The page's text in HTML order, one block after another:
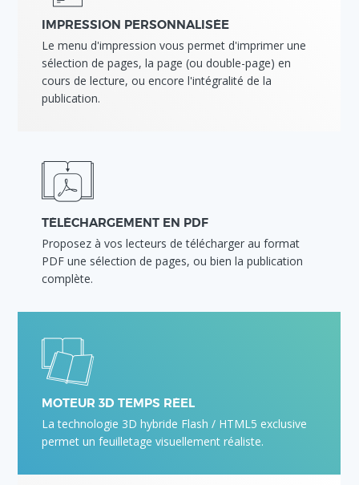
IMPRESSION PERSONNALISÉE
Le menu d'impression vous permet d'imprimer une
sélection de pages, la page (ou double-page) en
cours de lecture, ou encore l'intégralité de la
publication.
TÉLÉCHARGEMENT EN PDF
Proposez à vos lecteurs de télécharger au format
PDF une sélection de pages, ou bien la publication
complète.
MOTEUR 3D TEMPS RÉEL
La technologie 3D hybride Flash / HTML5 exclusive
permet un feuilletage visuellement réaliste.